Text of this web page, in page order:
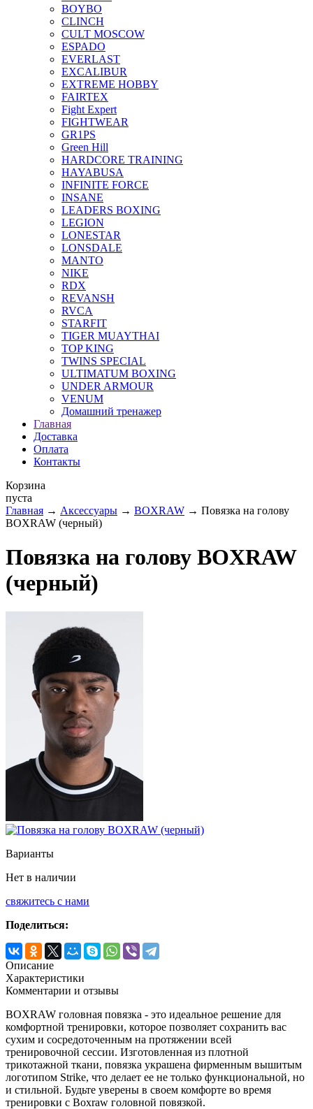
BOYBO
CLINCH
CULT MOSCOW
ESPADO
EVERLAST
EXCALIBUR
EXTREME HOBBY
FAIRTEX
Fight Expert
FIGHTWEAR
GR1PS
Green Hill
HARDCORE TRAINING
HAYABUSA
INFINITE FORCE
INSANE
LEADERS BOXING
LEGION
LONESTAR
LONSDALE
MANTO
NIKE
RDX
REVANSH
RVCA
STARFIT
TIGER MUAYTHAI
TOP KING
TWINS SPECIAL
ULTIMATUM BOXING
UNDER ARMOUR
VENUM
Домашний тренажер
Главная
Доставка
Оплата
Контакты
Корзина
пуста
Главная → Аксессуары → BOXRAW → Повязка на голову
BOXRAW (черный)
Повязка на голову BOXRAW
(черный)
Варианты
Нет в наличии
свяжитесь с нами
Поделиться:
Описание
Характеристики
Комментарии и отзывы
BOXRAW головная повязка - это идеальное решение для
комфортной тренировки, которое позволяет сохранить вас
сухим и сосредоточенным на протяжении всей
тренировочной сессии. Изготовленная из плотной
трикотажной ткани, повязка украшена фирменным вышитым
логотипом Strike, что делает ее не только функциональной, но
и стильной. Будьте уверены в своем комфорте во время
тренировки с Boxraw головной повязкой.